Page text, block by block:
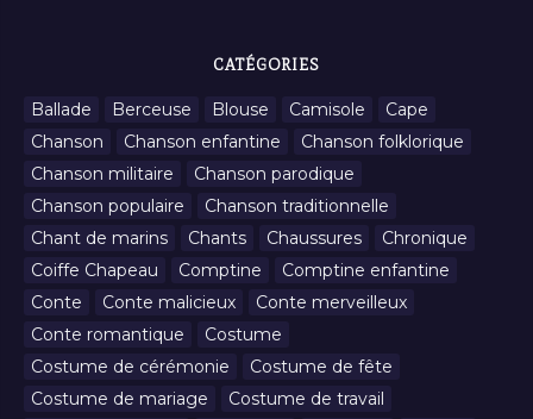
CATÉGORIES
Ballade Berceuse Blouse Camisole
Cape
Chanson
Chanson enfantine
Chanson folklorique
Chanson militaire
Chanson parodique
Chanson populaire
Chanson traditionnelle
Chant de marins
Chants Chaussures
Chronique
Coiffe Chapeau
Comptine
Comptine enfantine
Conte
Conte malicieux
Conte merveilleux
Conte romantique
Costume
Costume de cérémonie
Costume de fête
Costume de mariage
Costume de travail